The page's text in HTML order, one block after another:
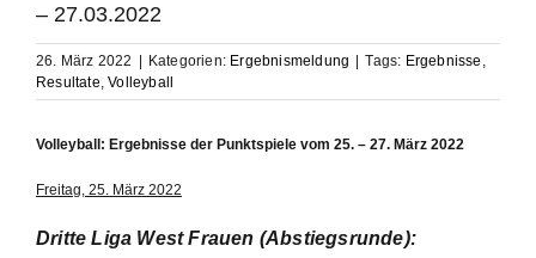
– 27.03.2022
26. März 2022 Kategorien: Ergebnismeldung Tags: Ergebnisse ,
Resultate,Volleyball
Volleyball: Ergebnisse der Punktspiele vom 25. – 27. März 2022
Freitag, 25. März 2022
Dritte Liga West Frauen (Abstiegsrunde):